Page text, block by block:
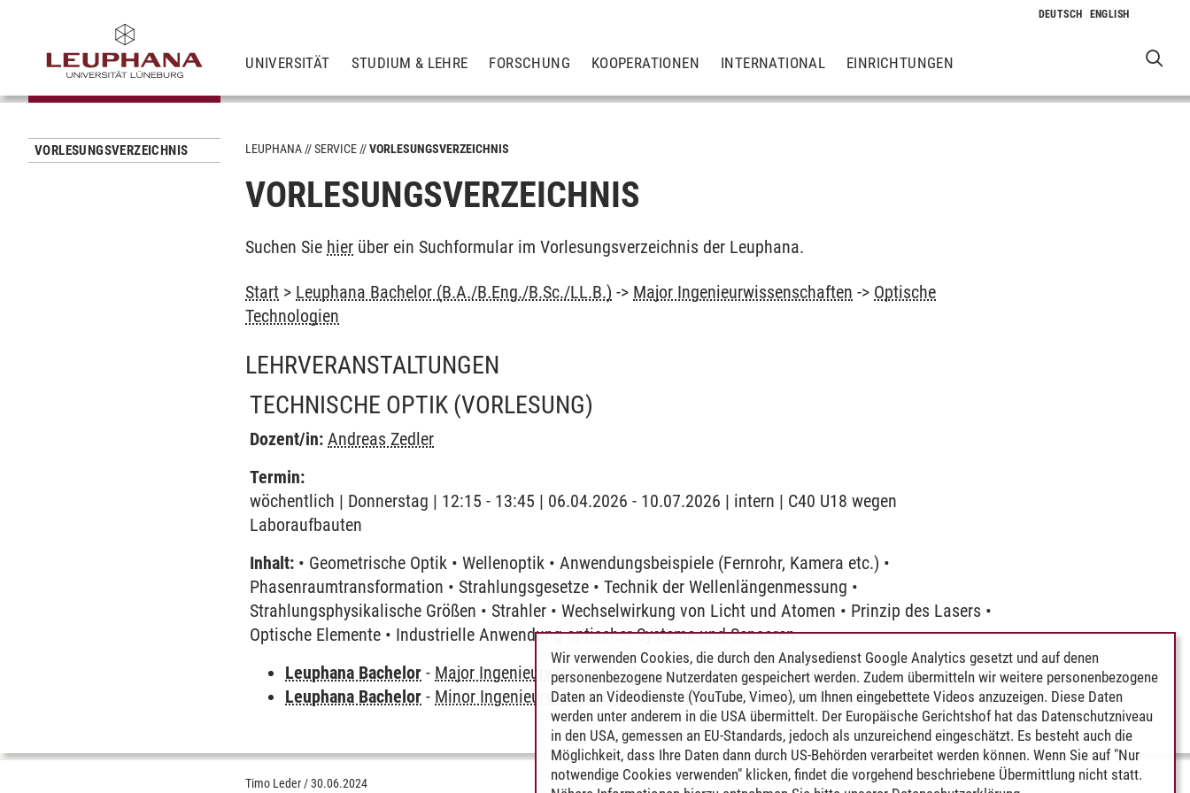
UNIVERSITÄT STUDIUM & LEHRE FORSCHUNG KOOPERATIONEN INTERNATIONAL EINRICHTUNGEN
VORLESUNGSVERZEICHNIS LEUPHANA SERVICE VORLESUNGSVERZEICHNIS
VORLESUNGSVERZEICHNIS
Suchen Sie hier über ein Suchformular im Vorlesungsverzeichnis der Leuphana.
Start > Leuphana Bachelor (B.A./B.Eng./B.Sc./LL.B.) -> Major Ingenieurwissenschaften -> Optische
Technologien
LEHRVERANSTALTUNGEN
TECHNISCHE OPTIK (VORLESUNG)
Dozent/in: Andreas Zedler
Termin:
wöchentlich | Donnerstag | 12:15 - 13:45 | 06.04.2026 - 10.07.2026 | intern | C40 U18 wegen
Laboraufbauten
Inhalt: • Geometrische Optik • Wellenoptik • Anwendungsbeispiele (Fernrohr, Kamera etc.) •
Phasenraumtransformation • Strahlungsgesetze • Technik der Wellenlängenmessung •
Strahlungsphysikalische Größen • Strahler • Wechselwirkung von Licht und Atomen • Prinzip des Lasers •
Optische Elemente • Industrielle Anwendung optischer Systeme und Sensoren
Leuphana Bachelor - Major Ingenieurwissenschaften-Optische Technologien
Leuphana Bachelor - Minor Ingenieurwissenschaften (Grundlagen)-Optische Technologien
Timo Leder /30.06.2024
Wir verwenden Cookies, die durch den Analysedienst Google Analytics gesetzt und auf denen
personenbezogene Nutzerdaten gespeichert werden. Zudem übermitteln wir weitere personenbezogene
Daten an Videodienste (YouTube, Vimeo), um Ihnen eingebettete Videos anzuzeigen. Diese Daten
werden unter anderem in die USA übermittelt. Der Europäische Gerichtshof hat das Datenschutzniveau
in den USA, gemessen an EU-Standards, jedoch als unzureichend eingeschätzt. Es besteht auch die
Möglichkeit, dass Ihre Daten dann durch US-Behörden verarbeitet werden können. Wenn Sie auf "Nur
notwendige Cookies verwenden" klicken, findet die vorgehend beschriebene Übermittlung nicht statt.